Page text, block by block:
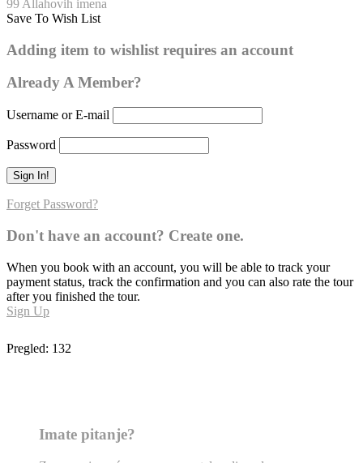
El-Fettah
0
99 Allahovih imena
Save To Wish List
Adding item to wishlist requires an account
Already A Member?
Username or E-mail
Password
Forget Password?
Don't have an account? Create one.
When you book with an account, you will be able to track your
payment status, track the confirmation and you can also rate the tour
after you finished the tour.
Sign Up
Pregled: 132
Imate pitanje?